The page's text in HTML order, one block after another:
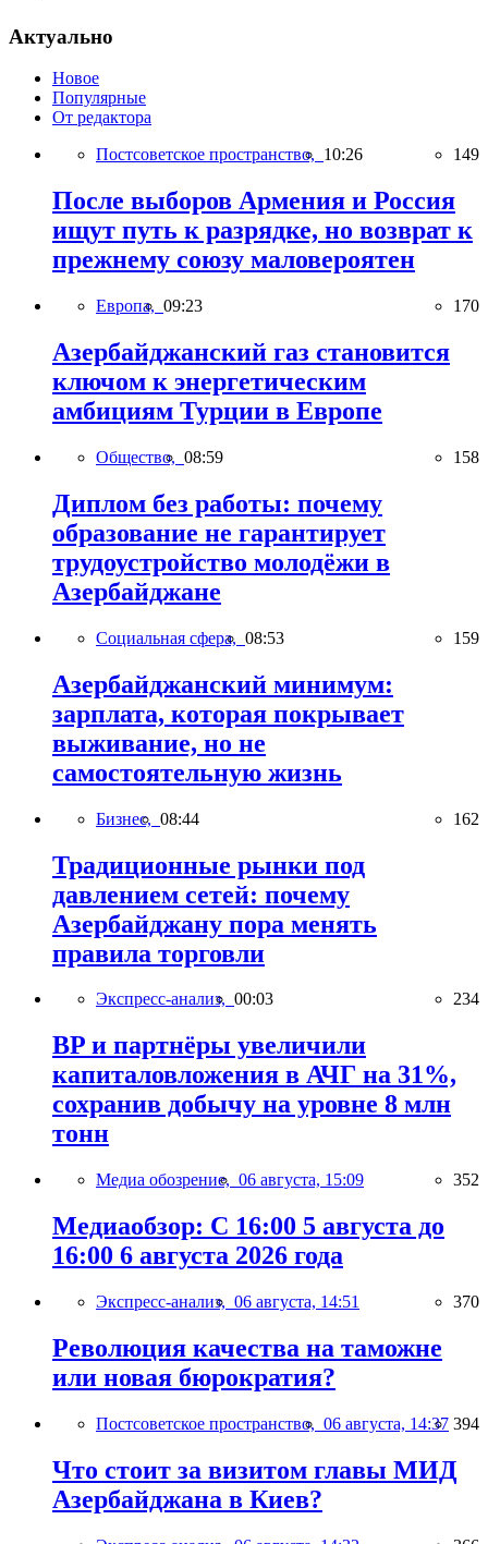
Актуально
Новое
Популярные
От редактора
Постсоветское пространство, 10:26 149
После выборов Армения и Россия
ищут путь к разрядке, но возврат к
прежнему союзу маловероятен
Европа, 09:23 170
Азербайджанский газ становится
ключом к энергетическим
амбициям Турции в Европе
Общество, 08:59 158
Диплом без работы: почему
образование не гарантирует
трудоустройство молодёжи в
Азербайджане
Социальная сфера, 08:53 159
Азербайджанский минимум:
зарплата, которая покрывает
выживание, но не
самостоятельную жизнь
Бизнес, 08:44 162
Традиционные рынки под
давлением сетей: почему
Азербайджану пора менять
правила торговли
Экспресс-анализ, 00:03 234
BP и партнёры увеличили
капиталовложения в АЧГ на 31%,
сохранив добычу на уровне 8 млн
тонн
Медиа обозрение, 06 августа, 15:09 352
Медиаобзор: С 16:00 5 августа до
16:00 6 августа 2026 года
Экспресс-анализ, 06 августа, 14:51 370
Революция качества на таможне
или новая бюрократия?
Постсоветское пространство, 06 августа, 14:37 394
Что стоит за визитом главы МИД
Азербайджана в Киев?